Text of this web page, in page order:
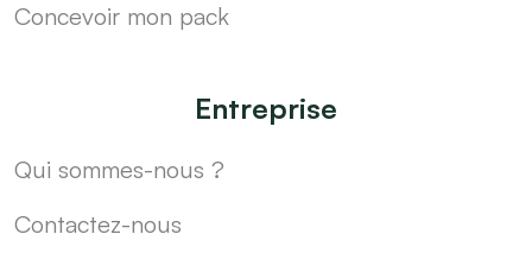
Concevoir mon pack
Entreprise
Qui sommes-nous ?
Contactez-nous